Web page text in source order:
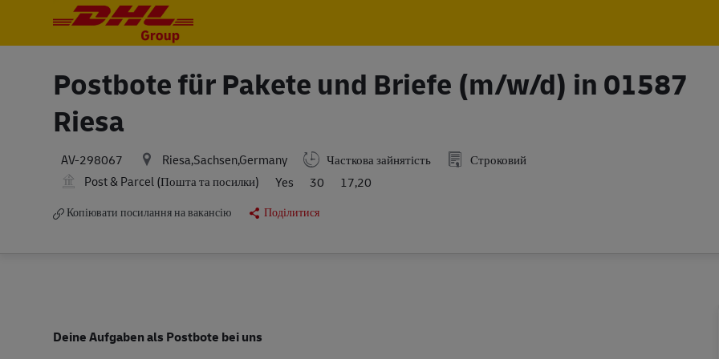
Postbote für Pakete und Briefe (m/w/d) in 01587
Riesa
AV-298067 Riesa,Sachsen,Germany Часткова зайнятість
Строковий
Post & Parcel (Пошта та посилки)
Yes 30 17,20
Копіювати посилання на вакансію Поділитися
Deine Aufgaben als Postbote bei uns